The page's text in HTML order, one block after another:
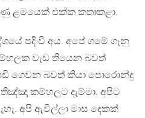
ළමයෙක් එක්ක කතාකළා.
පදිංචි අය. අපේ ගමේ ගෑනු
වැඩ තියෙන බවත්
ගෙවන බවත් කියා පොරොන්දු
කම්හලට දැම්මා. අපිට
අපි ඇවිල්ලා මාස දෙකක්